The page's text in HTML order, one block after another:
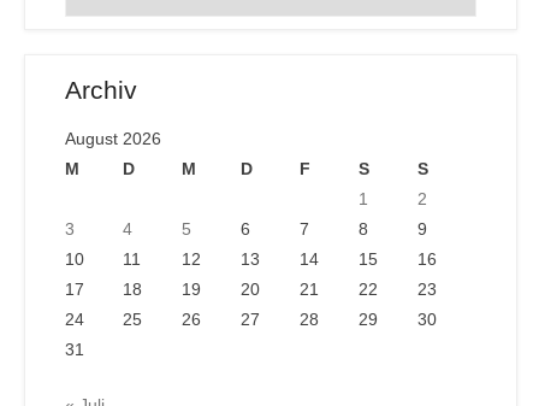
Archiv
August 2026
M
D M D F S
S
1
2
3
4 5 6 7 8
9
10
11 12 13 14 15
16
17
18 19 20 21 22
23
24
25 26 27 28 29
30
31